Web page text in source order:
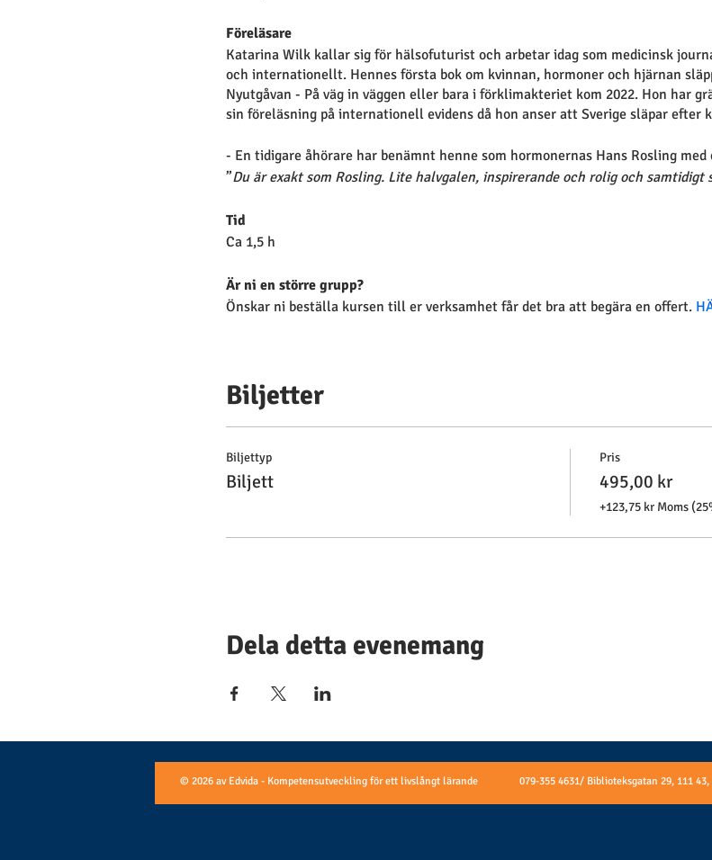
Föreläsare
Katarina Wilk kallar sig för hälsofuturist och arbetar idag som medicinsk
och internationellt. Hennes första bok om kvinnan, hormoner och hjärnan
Nyutgåvan - På väg in väggen eller bara i förklimakteriet kom 2022. Hon har
sin föreläsning på internationell evidens då hon anser att Sverige släpar efter
- En tidigare åhörare har benämnt henne som hormonernas Hans Rosling
”Du är exakt som Rosling. Lite halvgalen, inspirerande och rolig och samtidigt
Tid
Ca 1,5 h
Är ni en större grupp?
Önskar ni beställa kursen till er verksamhet får det bra att begära en offert.
Biljetter
Biljettyp
Biljett
Pris
495,00 kr
+123,75 kr Moms
Dela detta evenemang
© 2026 av Edvida - Kompetensutveckling för ett livslångt lärande 079-355 4631/ Biblioteksgatan 29, 111 43,